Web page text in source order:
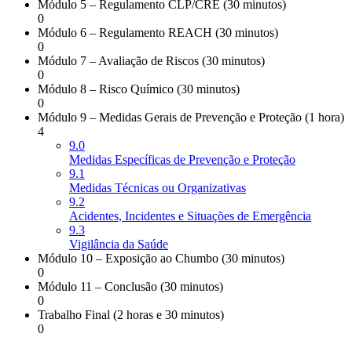
Módulo 5 – Regulamento CLP/CRE (30 minutos)
0
Módulo 6 – Regulamento REACH (30 minutos)
0
Módulo 7 – Avaliação de Riscos (30 minutos)
0
Módulo 8 – Risco Químico (30 minutos)
0
Módulo 9 – Medidas Gerais de Prevenção e Proteção (1 hora)
4
9.0
Medidas Específicas de Prevenção e Proteção
9.1
Medidas Técnicas ou Organizativas
9.2
Acidentes, Incidentes e Situações de Emergência
9.3
Vigilância da Saúde
Módulo 10 – Exposição ao Chumbo (30 minutos)
0
Módulo 11 – Conclusão (30 minutos)
0
Trabalho Final (2 horas e 30 minutos)
0